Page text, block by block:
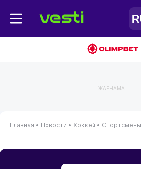
ЖАРНАМА
Главная • Новости • Хоккей • Спортсмены